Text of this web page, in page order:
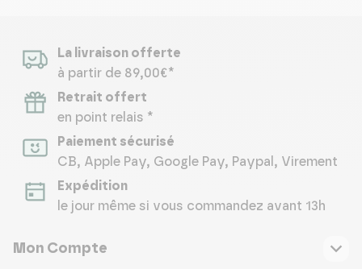
La livraison offerte
à partir de 89,00€*
Retrait offert
en point relais *
Paiement sécurisé
CB, Apple Pay, Google Pay, Paypal, Virement
Expédition
le jour même si vous commandez avant 13h
Mon Compte